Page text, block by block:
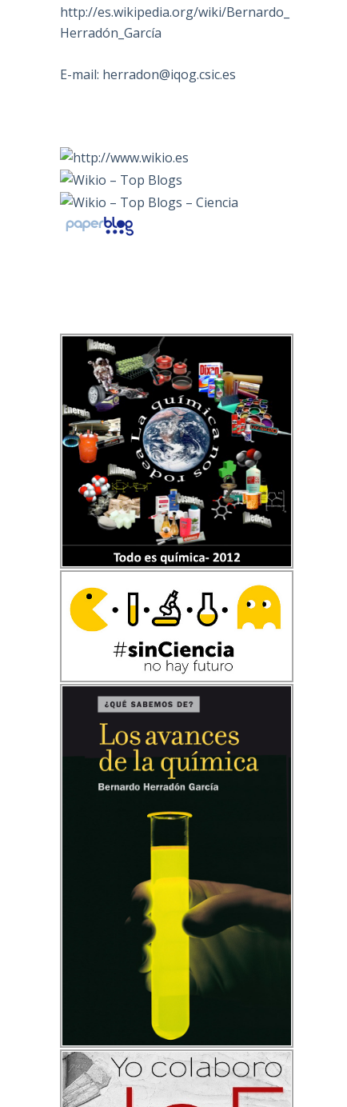
http://es.wikipedia.org/wiki/Bernardo_
Herradón_García
E-mail: herradon@iqog.csic.es